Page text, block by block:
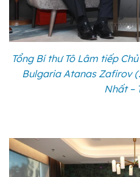
Tổng Bí thư Tô Lâm tiếp
Bulgaria Atanas Zafirov
Nhất –